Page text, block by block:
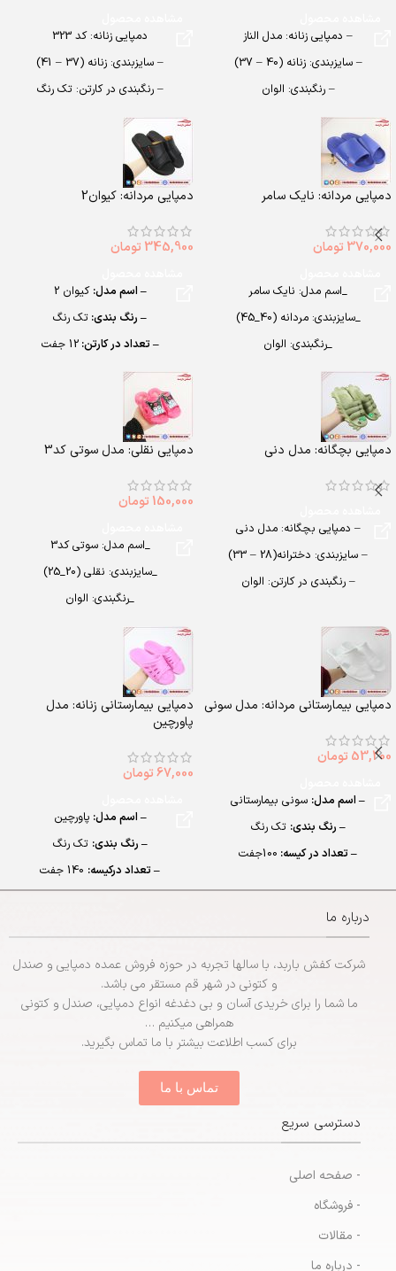
– دمپایی زنانه: مدل الناز
– سایزبندی: زنانه (40 – 37)
– رنگبندی: الوان
– تعداد در کارتن: 24 جفت
– جنس: Air blowing
دمپایی زنانه: کد 323
– سایزبندی: زنانه (37 – 41)
– رنگبندی در کارتن: تک رنگ
– تعداد در کارتن: 10 جفت
دمپایی مردانه: نایک سامر
370,000 تومان
_اسم مدل: نایک سامر
_سایزبندی: مردانه (40_45)
_رنگبندی: الوان
_تعداد در کارتن: 16 جفت
_جنس: EVA SOFT
دمپایی مردانه: کیوان2
345,900 تومان
– اسم مدل: کیوان 2
– رنگ بندی: تک رنگ
– تعداد در کارتن:12 جفت
– جنس:
– سایزبندی:
دمپایی بچگانه: مدل دنی
– دمپایی بچگانه: مدل دنی
– سایزبندی: دخترانه(28 – 33)
– رنگبندی در کارتن: الوان
– جنس: AirBlowing
دمپایی نقلی: مدل سوتی کد3
150,000 تومان
_اسم مدل: سوتی کد3
_سایزبندی: نقلی (20_25)
_رنگبندی: الوان
_تعداد در کارتن: 40 جفت
_جنس: airblowing
دمپایی بیمارستانی مردانه: مدل سونی
53,200 تومان
– اسم مدل: سونی بیمارستانی
– رنگ بندی: تک رنگ
– تعداد در کیسه: 100جفت
دمپایی بیمارستانی زنانه: مدل
پاورچین
67,000تومان
– اسم مدل: پاورچین
– رنگ بندی: تک رنگ
– تعداد درکیسه:
– جنس:EVA
درباره ما
شرکت کفش باربد، با سالها تجربه در حوزه فروش عمده دمپایی و صندل
و کتونی در شهر قم مستقر می باشد.
ما شما را برای خریدی آسان و بی دغدغه انواع دمپایی، صندل و کتونی
همراهی میکنیم …
برای کسب اطلاعت بیشتر با ما تماس بگیرید.
تماس با ما
دسترسی سریع
- صفحه اصلی
- فروشگاه
- مقالات
- درباره ما